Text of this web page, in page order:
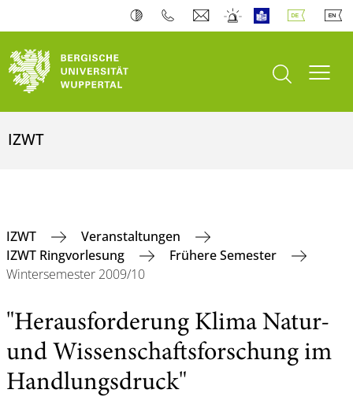
Suche öffnen
IZWT
IZWT
Veranstaltungen
IZWT Ringvorlesung
Frühere Semester
Wintersemester 2009/10
"Herausforderung Klima Natur-
und Wissenschaftsforschung im
Handlungsdruck"